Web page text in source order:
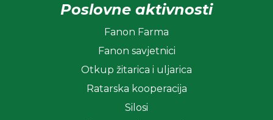
Poslovne aktivnosti
Fanon Farma
Fanon savjetnici
Otkup žitarica i uljarica
Ratarska kooperacija
Silosi